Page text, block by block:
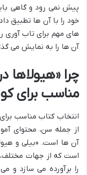
پیش نمی رود و گاهی
خود را با آن ها تطبیق
های مهم برای تاب آوری
آن ها را به نمایش می
چرا «هیولاها
مناسب برای
انتخاب کتاب مناسب
از جمله سن، محتوای
است که از جهات مختلف،
را برآورده می سازد و